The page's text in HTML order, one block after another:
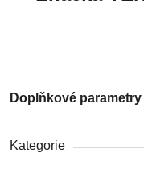
Doplňkové parametry
Kategorie